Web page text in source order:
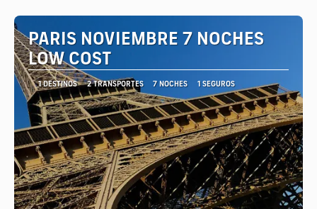
PARIS NOVIEMBRE 7 NOCHES
LOW COST
1 DESTINOS 2 TRANSPORTES 7 NOCHES 1 SEGUROS